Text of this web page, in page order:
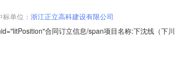
标单位： 浙江正立高科建设有限公司
合同订立信息/span项目名称:下沈线（下
段（包）